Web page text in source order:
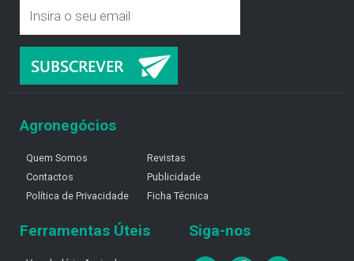
Agronegócios
Quem Somos
Contactos
Política de Privacidade
Revistas
Publicidade
Ficha Técnica
Ferramentas Úteis Siga-nos